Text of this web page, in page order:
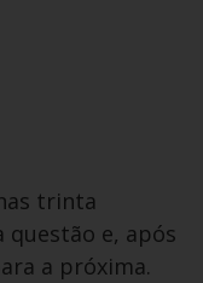
trinta
questão e, após
a próxima.